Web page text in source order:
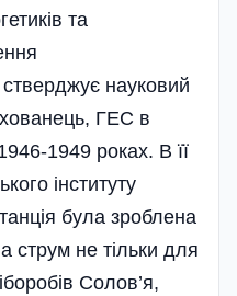
та
стверджує науковий
ГЕС в
1949 роках. В її
інституту
була зроблена
струм не тільки для
Солов’я,